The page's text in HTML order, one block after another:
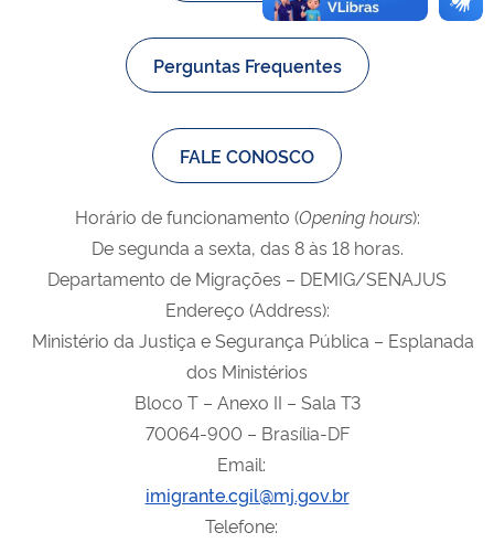
Perguntas Frequentes
FALE CONOSCO
Horário de funcionamento (Opening hours):
De segunda a sexta, das 8 às 18 horas.
Departamento de Migrações – DEMIG/SENAJUS
Endereço (Address):
Ministério da Justiça e Segurança Pública – Esplanada
dos Ministérios
Bloco T – Anexo II – Sala T3
70064-900 – Brasília-DF
Email:
imigrante.cgil@mj.gov.br
Telefone: